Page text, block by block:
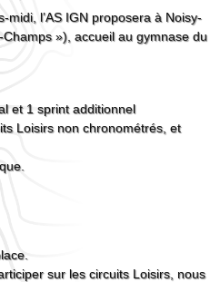
l’AS IGN proposera à Noisy-
»), accueil au gymnase du
et 1 sprint additionnel
Loisirs non chronométrés, et
sur les circuits Loisirs, nous